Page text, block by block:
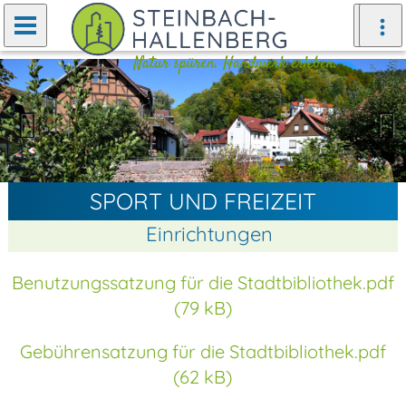
Zurück Weiter
SPORT UND FREIZEIT
Einrichtungen
Benutzungssatzung für die Stadtbibliothek.pdf
(79 kB)
Gebührensatzung für die Stadtbibliothek.pdf
(62 kB)